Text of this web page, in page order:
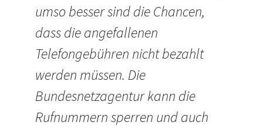
umso besser sind die Chancen,
dass die angefallenen
Telefongebühren nicht bezahlt
werden müssen. Die
Bundesnetzagentur kann die
Rufnummern sperren und auch